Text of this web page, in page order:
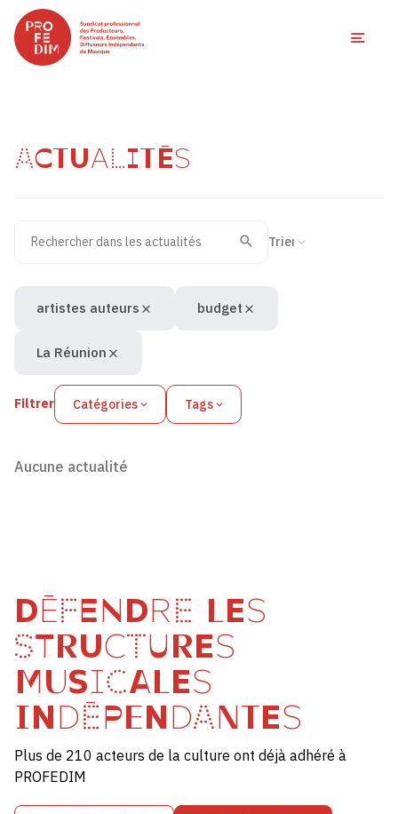
ACTUALITÉS
Recherche
Valider
Filtrer Catégories Tags
artistes auteurs budget
La Réunion
Aucune actualité
DÉFENDRE LES
STRUCTURES
MUSICALES
INDÉPENDANTES
Plus de 210 acteurs de la culture ont déjà adhéré à
PROFEDIM